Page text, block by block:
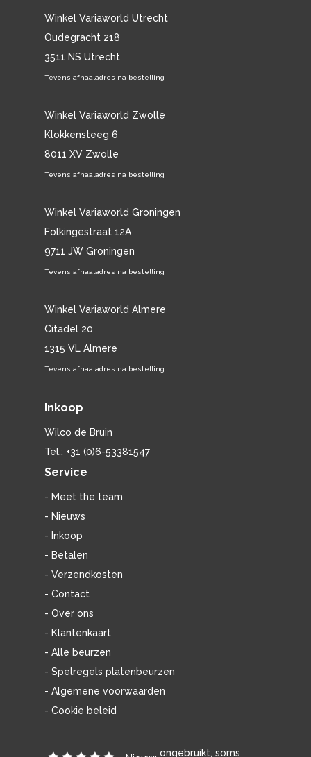
Winkel Variaworld Utrecht
Oudegracht 218
3511 NS Utrecht
Tevens afhaaladres na bestelling
Winkel Variaworld Zwolle
Klokkensteeg 6
8011 XV Zwolle
Tevens afhaaladres na bestelling
Winkel Variaworld Groningen
Folkingestraat 12A
9711 JW Groningen
Tevens afhaaladres na bestelling
Winkel Variaworld Almere
Citadel 20
1315 VL Almere
Tevens afhaaladres na bestelling
Inkoop
Wilco de Bruin
Tel.: +31 (0)6-53381547
Service
- Meet the team
- Nieuws
- Inkoop
- Betalen
- Verzendkosten
- Contact
- Over ons
- Klantenkaart
- Alle beurzen
- Spelregels platenbeurzen
- Algemene voorwaarden
- Cookie beleid
ongebruikt, soms